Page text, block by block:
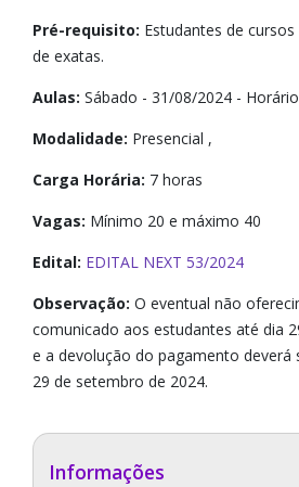
Pré-requisito: Estudantes de
de exatas.
Aulas: Sábado - 31/08/2024 -
Modalidade: Presencial ,
Carga Horária: 7 horas
Vagas: Mínimo 20 e máximo 40
Edital: EDITAL NEXT 53/2024
Observação: O eventual não
comunicado aos estudantes até dia
e a devolução do pagamento deverá
29 de setembro de 2024.
Informações